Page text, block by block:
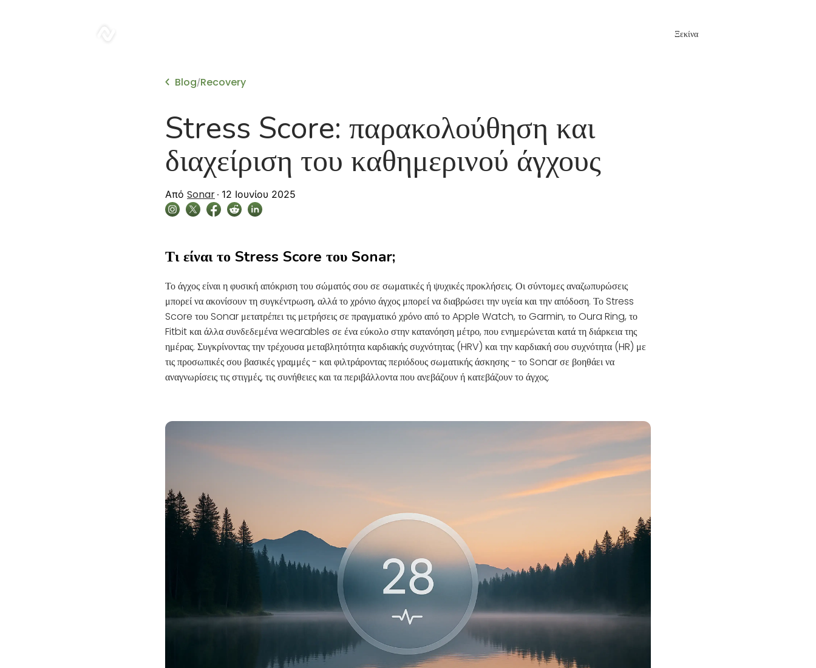
Ξεκίνα
Blog/Recovery
Stress Score: παρακολούθηση και
διαχείριση του καθημερινού άγχους
Από Sonar 12 Ιουνίου 2025
Τι είναι το Stress Score του Sonar;
Το άγχος είναι η φυσική απόκριση του σώματός σου σε σωματικές ή ψυχικές προκλήσεις. Οι σύντομες αναζωπυρώσεις
μπορεί να ακονίσουν τη συγκέντρωση, αλλά το χρόνιο άγχος μπορεί να διαβρώσει την υγεία και την απόδοση. Το Stress
Score του Sonar μετατρέπει τις μετρήσεις σε πραγματικό χρόνο από το Apple Watch, το Garmin, το Oura Ring, το
Fitbit και άλλα συνδεδεμένα wearables σε ένα εύκολο στην κατανόηση μέτρο, που ενημερώνεται κατά τη διάρκεια της
ημέρας. Συγκρίνοντας την τρέχουσα μεταβλητότητα καρδιακής συχνότητας (HRV) και την καρδιακή σου συχνότητα (HR) με
τις προσωπικές σου βασικές γραμμές - και φιλτράροντας περιόδους σωματικής άσκησης - το Sonar σε βοηθάει να
αναγνωρίσεις τις στιγμές, τις συνήθειες και τα περιβάλλοντα που ανεβάζουν ή κατεβάζουν το άγχος.